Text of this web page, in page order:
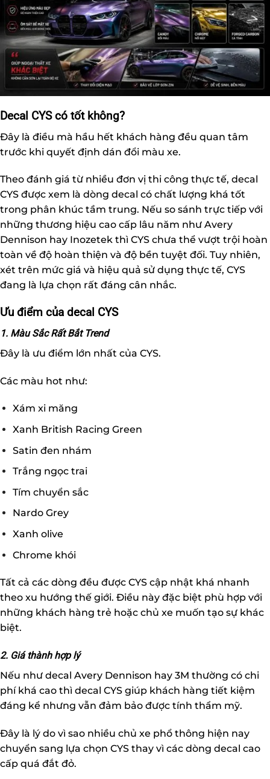
Decal CYS có tốt không?
Đây là điều mà hầu hết khách hàng đều quan tâm
trước khi quyết định dán đổi màu xe.
Theo đánh giá từ nhiều đơn vị thi công thực tế, decal
CYS được xem là dòng decal có chất lượng khá tốt
trong phân khúc tầm trung. Nếu so sánh trực tiếp với
những thương hiệu cao cấp lâu năm như Avery
Dennison hay Inozetek thì CYS chưa thể vượt trội hoàn
toàn về độ hoàn thiện và độ bền tuyệt đối. Tuy nhiên,
xét trên mức giá và hiệu quả sử dụng thực tế, CYS
đang là lựa chọn rất đáng cân nhắc.
Ưu điểm của decal CYS
1. Màu Sắc Rất Bắt Trend
Đây là ưu điểm lớn nhất của CYS.
Các màu hot như:
Xám xi măng
Xanh British Racing Green
Satin đen nhám
Trắng ngọc trai
Tím chuyển sắc
Nardo Grey
Xanh olive
Chrome khói
Tất cả các dòng đều được CYS cập nhật khá nhanh
theo xu hướng thế giới. Điều này đặc biệt phù hợp với
những khách hàng trẻ hoặc chủ xe muốn tạo sự khác
biệt.
2. Giá thành hợp lý
Nếu như decal Avery Dennison hay 3M thường có chi
phí khá cao thì decal CYS giúp khách hàng tiết kiệm
đáng kể nhưng vẫn đảm bảo được tính thẩm mỹ.
Đây là lý do vì sao nhiều chủ xe phổ thông hiện nay
chuyển sang lựa chọn CYS thay vì các dòng decal cao
cấp quá đắt đỏ.